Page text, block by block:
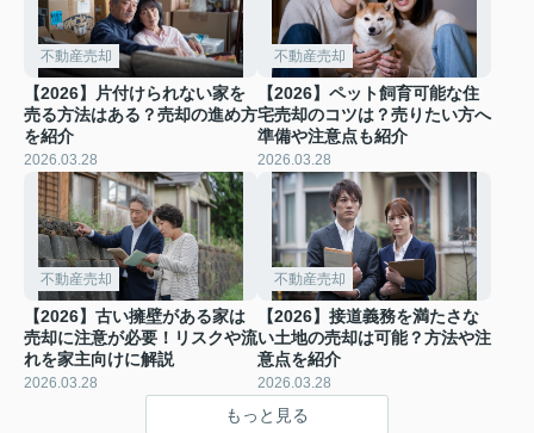
不動産売却
【2026】片付けられない家を
売る方法はある？売却の進め方
を紹介
2026.03.28
不動産売却
【2026】ペット飼育可能な住
宅売却のコツは？売りたい方へ
準備や注意点も紹介
2026.03.28
不動産売却
【2026】古い擁壁がある家は
売却に注意が必要！リスクや流
れを家主向けに解説
2026.03.28
不動産売却
【2026】接道義務を満たさな
い土地の売却は可能？方法や注
意点を紹介
2026.03.28
もっと見る